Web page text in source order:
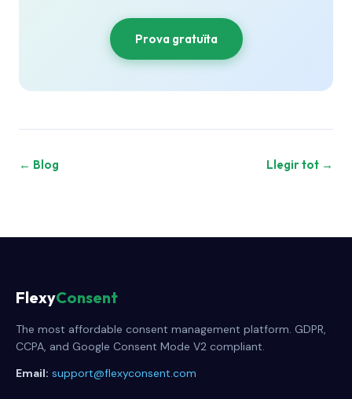
Prova gratuïta
← Blog Llegir tot →
FlexyConsent
The most affordable consent management platform. GDPR,
CCPA, and Google Consent Mode V2 compliant.
Email: support@flexyconsent.com